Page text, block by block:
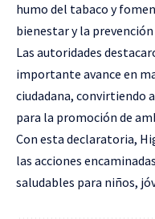
humo del tabaco y
bienestar y la
Las autoridades
importante avance en
ciudadana, convirtiendo
para la promoción de
Con esta declaratoria,
las acciones
saludables para niños,